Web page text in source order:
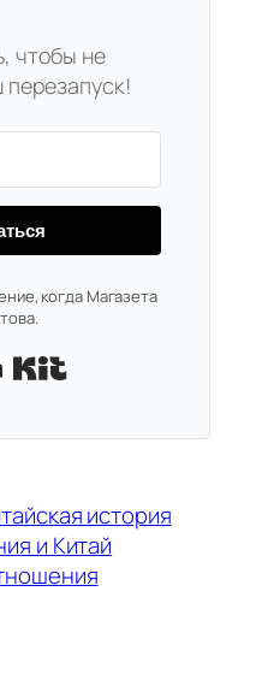
чтобы не
когда Магазета
история
и Китай